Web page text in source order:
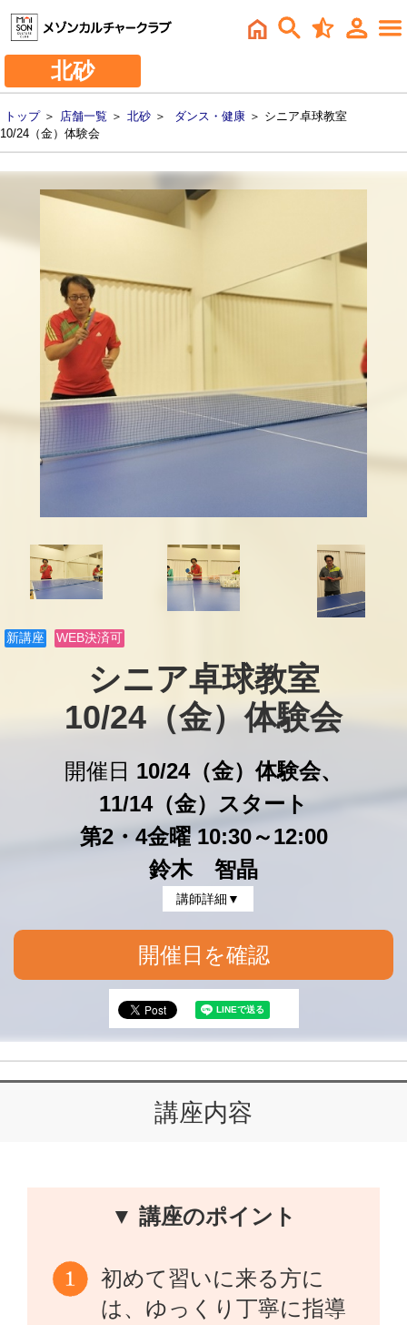
北砂
トップ＞ 店舗一覧 ＞ 北砂 ＞ ダンス・健康 ＞ シニア卓球教室
10/24（金）体験会
新講座 WEB決済可
シニア卓球教室
10/24（金）体験会
開催日 10/24（金）体験会、
11/14（金）スタート
第2・4金曜 10:30～12:00
鈴木 智晶
講師詳細▼
開催日を確認
講座内容
▼ 講座のポイント
初めて習いに来る方に
は、ゆっくり丁寧に指導